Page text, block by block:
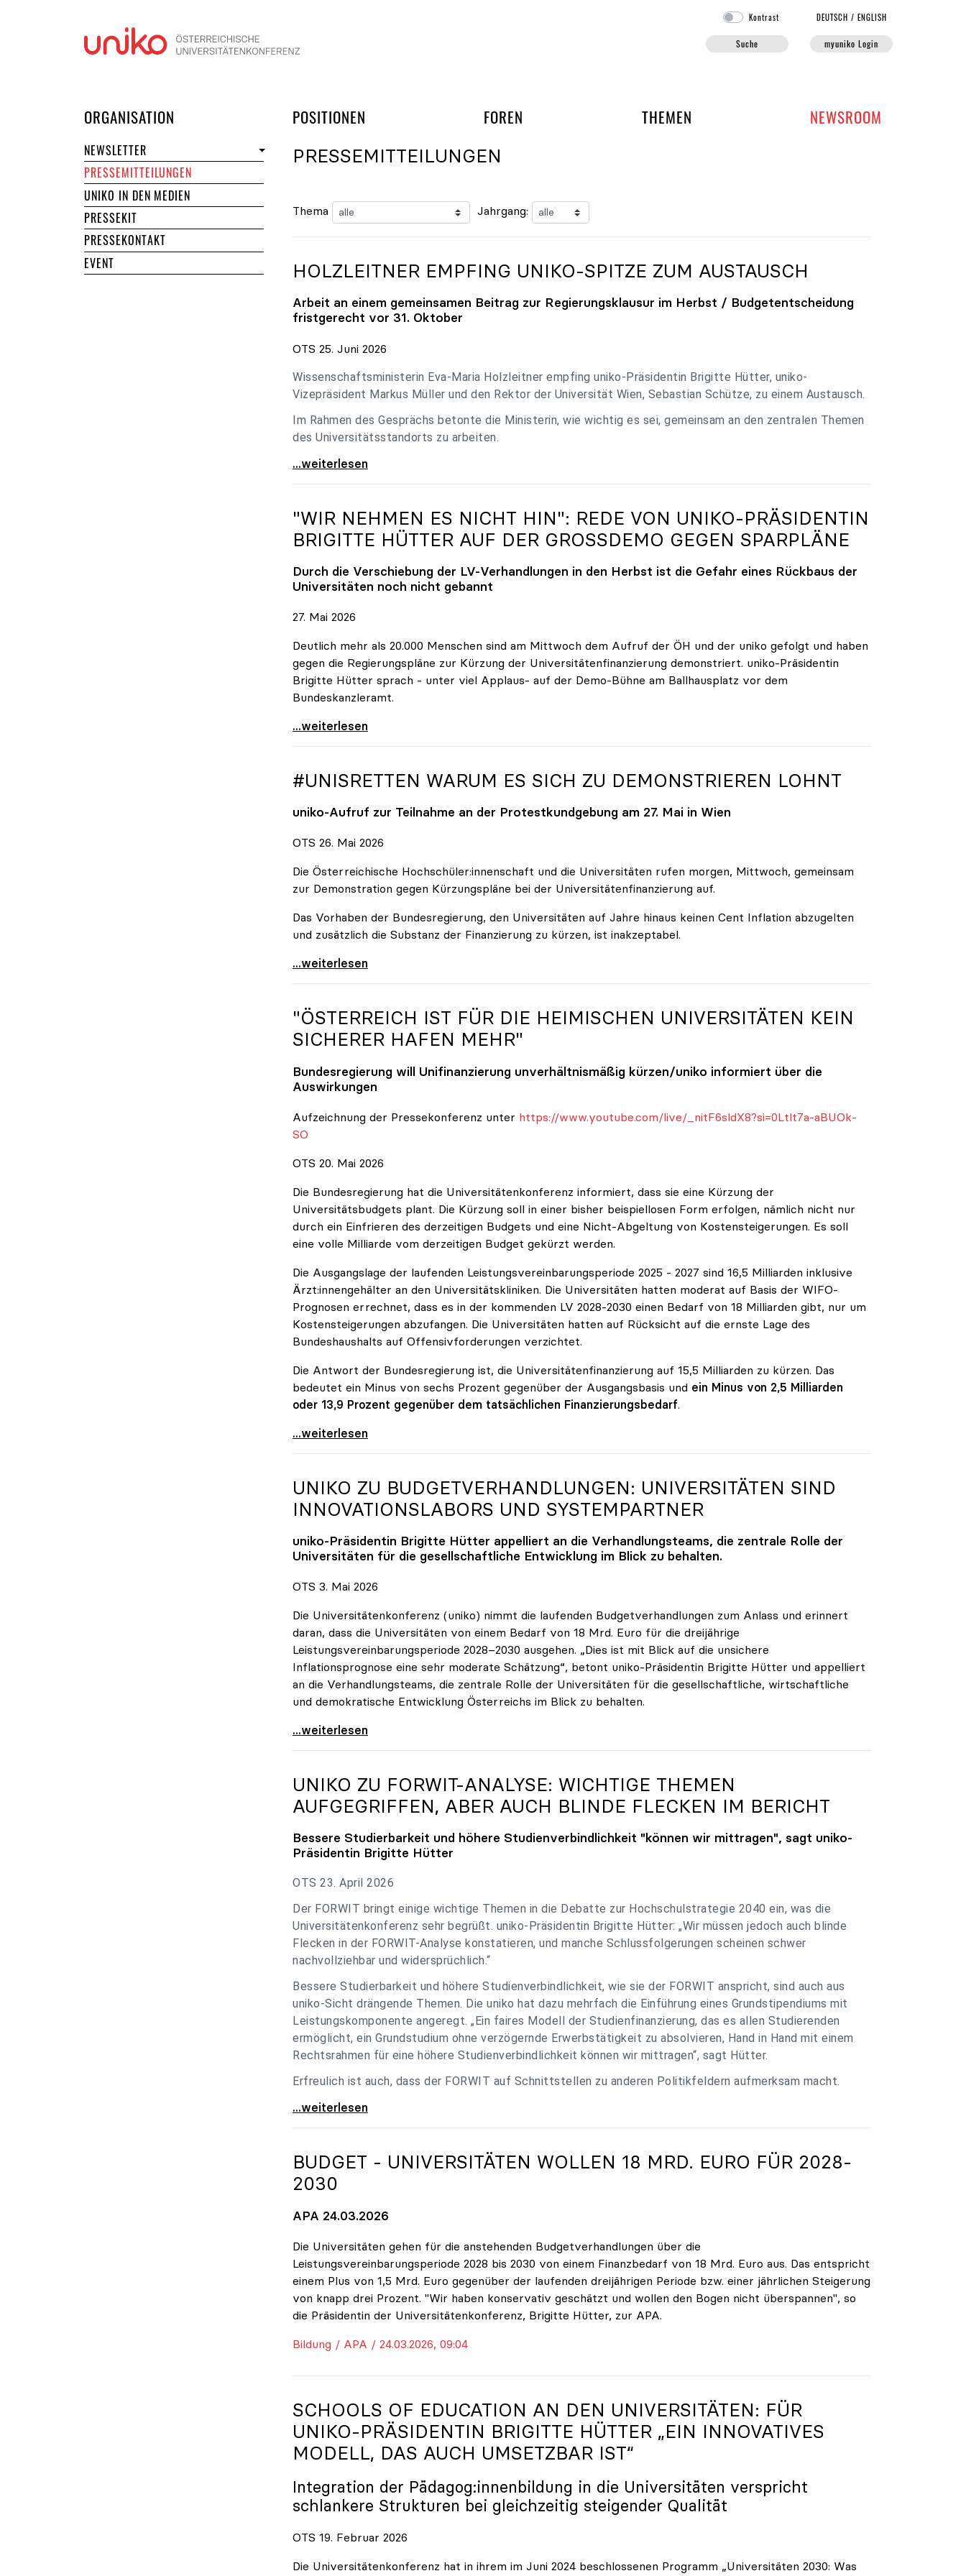
Kontrast DEUTSCH /ENGLISH
Suche myuniko Login
ORGANISATION POSITIONEN FOREN UND ARBEITSGRUPPEN DER UNIKO
THEMEN NEWSROOM
NEWSLETTER
PRESSEMITTEILUNGEN
UNIKO IN DEN MEDIEN
PRESSEKIT
PRESSEKONTAKT
EVENT
PRESSEMITTEILUNGEN
Thema Jahrgang:
HOLZLEITNER EMPFING UNIKO-SPITZE ZUM AUSTAUSCH
Arbeit an einem gemeinsamen Beitrag zur Regierungsklausur im Herbst / Budgetentscheidung
fristgerecht vor 31. Oktober
OTS 25. Juni 2026
Wissenschaftsministerin Eva-Maria Holzleitner empfing uniko-Präsidentin Brigitte Hütter, uniko-
Vizepräsident Markus Müller und den Rektor der Universität Wien, Sebastian Schütze, zu einem Austausch.
Im Rahmen des Gesprächs betonte die Ministerin, wie wichtig es sei, gemeinsam an den zentralen Themen
des Universitätsstandorts zu arbeiten.
Holzleitner empfing uniko-Spitze zum Austausch
...weiterlesen
"WIR NEHMEN ES NICHT HIN": REDE VON UNIKO-PRÄSIDENTIN
BRIGITTE HÜTTER AUF DER GROSSDEMO GEGEN SPARPLÄNE
Durch die Verschiebung der LV-Verhandlungen in den Herbst ist die Gefahr eines Rückbaus der
Universitäten noch nicht gebannt
27. Mai 2026
Deutlich mehr als 20.000 Menschen sind am Mittwoch dem Aufruf der ÖH und der uniko gefolgt und haben
gegen die Regierungspläne zur Kürzung der Universitätenfinanzierung demonstriert. uniko-Präsidentin
Brigitte Hütter sprach - unter viel Applaus- auf der Demo-Bühne am Ballhausplatz vor dem
Bundeskanzleramt.
\"Wir nehmen es nicht hin\": Rede von
...weiterlesen
#UNISRETTEN WARUM ES SICH ZU DEMONSTRIEREN LOHNT
uniko-Aufruf zur Teilnahme an der Protestkundgebung am 27. Mai in Wien
OTS 26. Mai 2026
Die Österreichische Hochschüler:innenschaft und die Universitäten rufen morgen, Mittwoch, gemeinsam
zur Demonstration gegen Kürzungspläne bei der Universitätenfinanzierung auf.
Das Vorhaben der Bundesregierung, den Universitäten auf Jahre hinaus keinen Cent Inflation abzugelten
und zusätzlich die Substanz der Finanzierung zu kürzen, ist inakzeptabel.
#UnisRetten Warum es sich zu demonstrieren lohnt
...weiterlesen
"ÖSTERREICH IST FÜR DIE HEIMISCHEN UNIVERSITÄTEN KEIN
SICHERER HAFEN MEHR"
Bundesregierung will Unifinanzierung unverhältnismäßig kürzen/uniko informiert über die
Auswirkungen
Aufzeichnung der Pressekonferenz unter https://www.youtube.com/live/_nitF6sldX8?si=0Ltlt7a-aBUOk-
SO
OTS 20. Mai 2026
Die Bundesregierung hat die Universitätenkonferenz informiert, dass sie eine Kürzung der
Universitätsbudgets plant. Die Kürzung soll in einer bisher beispiellosen Form erfolgen, nämlich nicht nur
durch ein Einfrieren des derzeitigen Budgets und eine Nicht-Abgeltung von Kostensteigerungen. Es soll
eine volle Milliarde vom derzeitigen Budget gekürzt werden.
Die Ausgangslage der laufenden Leistungsvereinbarungsperiode 2025 - 2027 sind 16,5 Milliarden inklusive
Ärzt:innengehälter an den Universitätskliniken. Die Universitäten hatten moderat auf Basis der WIFO-
Prognosen errechnet, dass es in der kommenden LV 2028-2030 einen Bedarf von 18 Milliarden gibt, nur um
Kostensteigerungen abzufangen. Die Universitäten hatten auf Rücksicht auf die ernste Lage des
Bundeshaushalts auf Offensivforderungen verzichtet.
Die Antwort der Bundesregierung ist, die Universitätenfinanzierung auf 15,5 Milliarden zu kürzen. Das
bedeutet ein Minus von sechs Prozent gegenüber der Ausgangsbasis und ein Minus von 2,5 Milliarden
oder 13,9 Prozent gegenüber dem tatsächlichen Finanzierungsbedarf.
\"Österreich ist für die heimischen Universitäten
...weiterlesen
UNIKO ZU BUDGETVERHANDLUNGEN: UNIVERSITÄTEN SIND
INNOVATIONSLABORS UND SYSTEMPARTNER
uniko-Präsidentin Brigitte Hütter appelliert an die Verhandlungsteams, die zentrale Rolle der
Universitäten für die gesellschaftliche Entwicklung im Blick zu behalten.
OTS 3. Mai 2026
Die Universitätenkonferenz (uniko) nimmt die laufenden Budgetverhandlungen zum Anlass und erinnert
daran, dass die Universitäten von einem Bedarf von 18 Mrd. Euro für die dreijährige
Leistungsvereinbarungsperiode 2028–2030 ausgehen. „Dies ist mit Blick auf die unsichere
Inflationsprognose eine sehr moderate Schätzung“, betont uniko-Präsidentin Brigitte Hütter und appelliert
an die Verhandlungsteams, die zentrale Rolle der Universitäten für die gesellschaftliche, wirtschaftliche
und demokratische Entwicklung Österreichs im Blick zu behalten.
uniko zu Budgetverhandlungen: Universitäten sind
...weiterlesen
UNIKO ZU FORWIT-ANALYSE: WICHTIGE THEMEN
AUFGEGRIFFEN, ABER AUCH BLINDE FLECKEN IM BERICHT
Bessere Studierbarkeit und höhere Studienverbindlichkeit "können wir mittragen", sagt uniko-
Präsidentin Brigitte Hütter
OTS 23. April 2026
Der FORWIT bringt einige wichtige Themen in die Debatte zur Hochschulstrategie 2040 ein, was die
Universitätenkonferenz sehr begrüßt. uniko-Präsidentin Brigitte Hütter: „Wir müssen jedoch auch blinde
Flecken in der FORWIT-Analyse konstatieren, und manche Schlussfolgerungen scheinen schwer
nachvollziehbar und widersprüchlich.“
Bessere Studierbarkeit und höhere Studienverbindlichkeit, wie sie der FORWIT anspricht, sind auch aus
uniko-Sicht drängende Themen. Die uniko hat dazu mehrfach die Einführung eines Grundstipendiums mit
Leistungskomponente angeregt. „Ein faires Modell der Studienfinanzierung, das es allen Studierenden
ermöglicht, ein Grundstudium ohne verzögernde Erwerbstätigkeit zu absolvieren, Hand in Hand mit einem
Rechtsrahmen für eine höhere Studienverbindlichkeit können wir mittragen“, sagt Hütter.
Erfreulich ist auch, dass der FORWIT auf Schnittstellen zu anderen Politikfeldern aufmerksam macht.
uniko zu FORWIT-Analyse: Wichtige Themen
...weiterlesen
BUDGET - UNIVERSITÄTEN WOLLEN 18 MRD. EURO FÜR 2028-
2030
APA 24.03.2026
Die Universitäten gehen für die anstehenden Budgetverhandlungen über die
Leistungsvereinbarungsperiode 2028 bis 2030 von einem Finanzbedarf von 18 Mrd. Euro aus. Das entspricht
einem Plus von 1,5 Mrd. Euro gegenüber der laufenden dreijährigen Periode bzw. einer jährlichen Steigerung
von knapp drei Prozent. "Wir haben konservativ geschätzt und wollen den Bogen nicht überspannen", so
die Präsidentin der Universitätenkonferenz, Brigitte Hütter, zur APA.
Bildung / APA / 24.03.2026, 09:04
SCHOOLS OF EDUCATION AN DEN UNIVERSITÄTEN: FÜR
UNIKO-PRÄSIDENTIN BRIGITTE HÜTTER „EIN INNOVATIVES
MODELL, DAS AUCH UMSETZBAR IST“
Integration der Pädagog:innenbildung in die Universitäten verspricht
schlankere Strukturen bei gleichzeitig steigender Qualität
OTS 19. Februar 2026
Die Universitätenkonferenz hat in ihrem im Juni 2024 beschlossenen Programm „Universitäten 2030: Was